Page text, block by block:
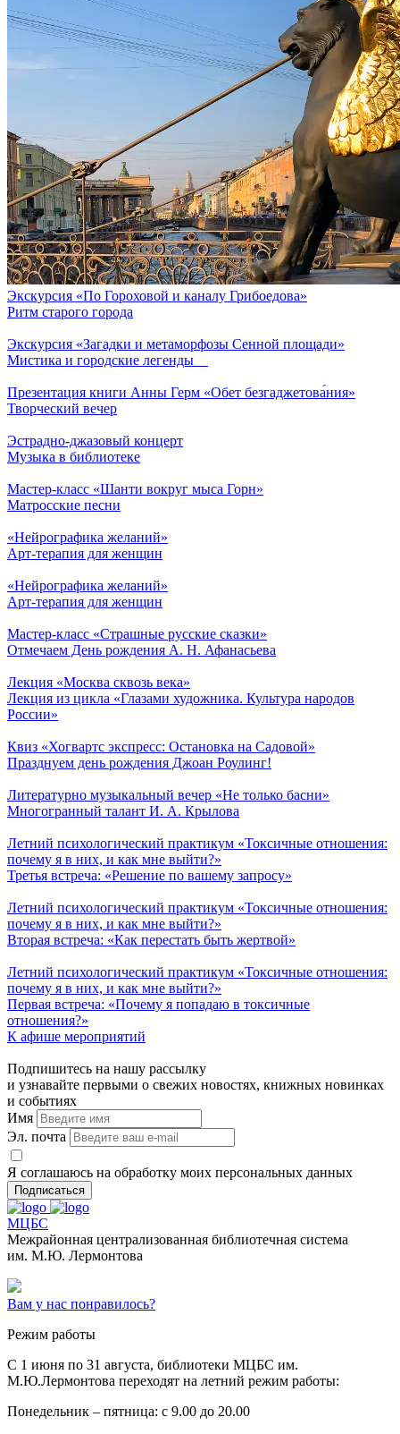
Экскурсия «По Гороховой и каналу Грибоедова»
Ритм старого города
Экскурсия «Загадки и метаморфозы Сенной площади»
Мистика и городские легенды
Презентация книги Анны Герм «Обет безгаджетова́ния»
Творческий вечер
Эстрадно-джазовый концерт
Музыка в библиотеке
Мастер-класс «Шанти вокруг мыса Горн»
Матросские песни
«Нейрографика желаний»
Арт-терапия для женщин
«Нейрографика желаний»
Арт-терапия для женщин
Мастер-класс «Страшные русские сказки»
Отмечаем День рождения А. Н. Афанасьева
Лекция «Москва сквозь века»
Лекция из цикла «Глазами художника. Культура народов
России»
Квиз «Хогвартс экспресс: Остановка на Садовой»
Празднуем день рождения Джоан Роулинг!
Литературно музыкальный вечер «Не только басни»
Многогранный талант И. А. Крылова
Летний психологический практикум «Токсичные отношения:
почему я в них, и как мне выйти?»
Третья встреча: «Решение по вашему запросу»
Летний психологический практикум «Токсичные отношения:
почему я в них, и как мне выйти?»
Вторая встреча: «Как перестать быть жертвой»
Летний психологический практикум «Токсичные отношения:
почему я в них, и как мне выйти?»
Первая встреча: «Почему я попадаю в токсичные
отношения?»
К афише мероприятий
Подпишитесь на нашу рассылку
и узнавайте первыми о свежих новостях, книжных новинках
и событиях
Имя
Эл. почта
Я соглашаюсь на обработку моих персональных данных
Подписаться
МЦБС
Межрайонная централизованная библиотечная система
им. М.Ю. Лермонтова
Вам у нас понравилось?
Режим работы
C 1 июня по 31 августа, библиотеки МЦБС им.
М.Ю.Лермонтова переходят на летний режим работы:
Понедельник – пятница: с 9.00 до 20.00